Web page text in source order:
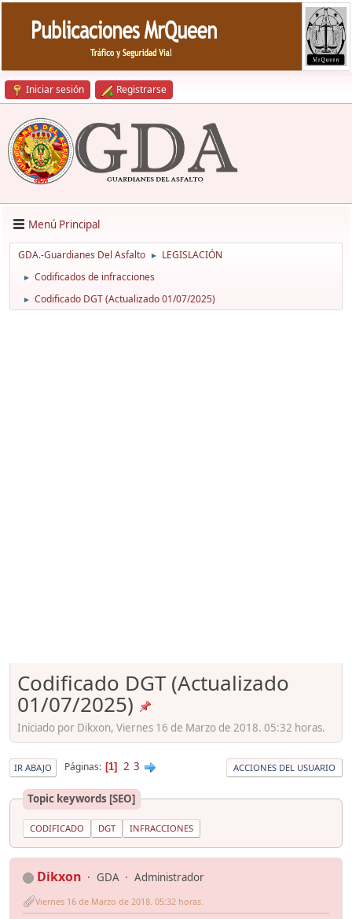
Iniciar sesión Registrarse
Menú Principal
GDA.-Guardianes Del Asfalto ► LEGISLACIÓN
► Codificados de infracciones
► Codificado DGT (Actualizado 01/07/2025)
Codificado DGT (Actualizado
01/07/2025)
Iniciado por Dikxon, Viernes 16 de Marzo de 2018. 05:32 horas.
IR ABAJO Páginas 1 2 3 ACCIONES DEL USUARIO
Topic keywords [SEO]
CODIFICADO DGT INFRACCIONES
Dikxon GDA Administrador
Viernes 16 de Marzo de 2018. 05:32 horas.